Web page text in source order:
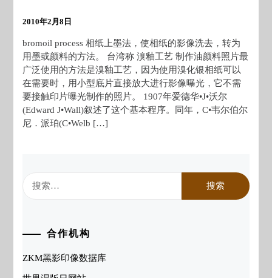
2010年2月8日
bromoil process 相纸上墨法，使相纸的影像洗去，转为
用墨或颜料的方法。 台湾称 溴釉工艺 制作油颜料照片最
广泛使用的方法是溴釉工艺，因为使用溴化银相纸可以
在需要时，用小型底片直接放大进行影像曝光，它不需
要接触印片曝光制作的照片。 1907年爱德华•J•沃尔
(Edward J•Wall)叙述了这个基本程序。同年，C•韦尔伯尔
尼．派珀(C•Welb […]
合作机构
ZKM黑影印像数据库